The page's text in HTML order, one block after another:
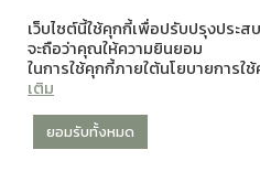
เว็บไซต์นี้ใช้คุกกี้เพื่อปรับปรุงประ
จะถือว่าคุณให้ความยินยอม
ในการใช้คุกกี้ภายใต้นโยบายการใ
เติม
ยอมรับทั้งหมด